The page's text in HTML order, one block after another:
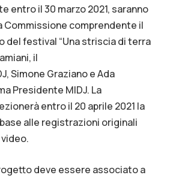
entro il 30 marzo 2021, saranno
Commissione comprendente il
del festival “Una striscia di terra
il
Simone Graziano e Ada
Presidente MIDJ. La
entro il 20 aprile 2021 la
alle registrazioni originali
deve essere associato a